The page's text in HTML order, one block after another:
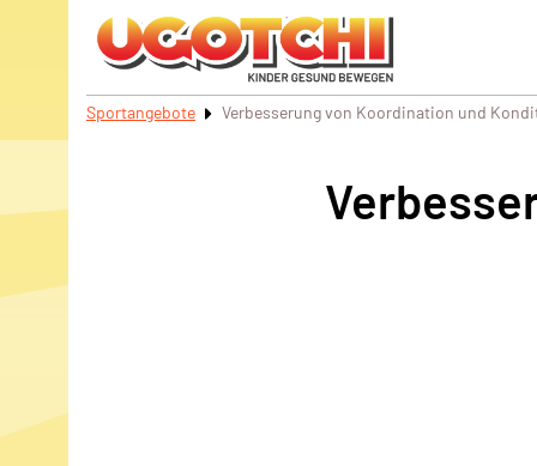
Sportangebote Verbesserung von Koordination und